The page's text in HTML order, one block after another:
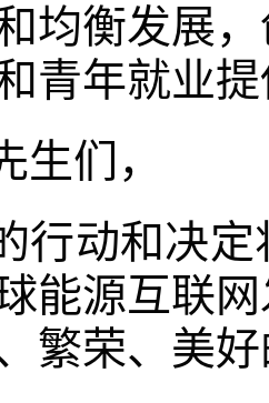
均衡发展
青年就业
生们，
行动和决
能源互联
繁荣、美